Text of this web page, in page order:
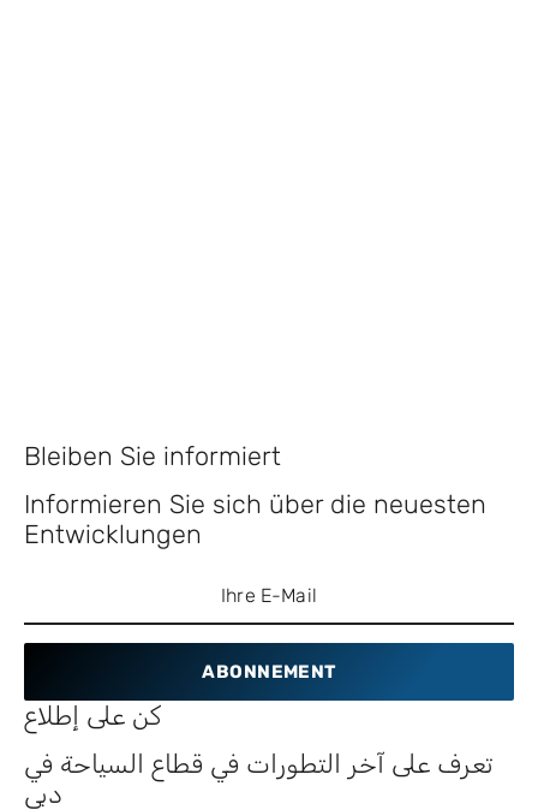
Bleiben Sie informiert
Informieren Sie sich über die neuesten
Entwicklungen
ABONNEMENT
كن على إطلاع
تعرف على آخر التطورات في قطاع السياحة في
دبي